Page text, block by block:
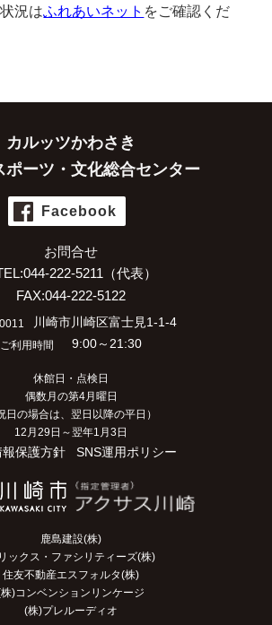
況はふれあいネット をご確認くだ
カルッツかわさき
ポーツ・文化総合センター
Facebook
お問合せ
222-5211（代表）
FAX:044-222-5122
川崎市川崎区富士見1-1-4
ご利用時間 9:00～21:30
休館日・点検日
偶数月の第4月曜日
日の場合は、翌日以降の平日）
12月29日～翌年1月3日
保護方針 SNS運用ポリシー
鹿島建設(株)
ックス・ファシリティーズ(株)
住友不動産エスフォルタ(株)
)コンベンションリンケージ
(株)プレルーディオ